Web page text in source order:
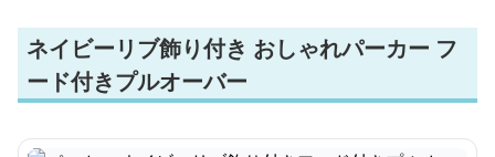
ネイビーリブ飾り付き おしゃれパーカー フ
ード付きプルオーバー